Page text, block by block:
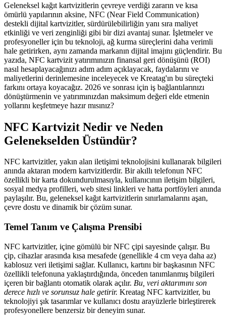
Geleneksel kağıt kartvizitlerin çevreye verdiği zararın ve kısa
ömürlü yapılarının aksine, NFC (Near Field Communication)
destekli dijital kartvizitler, sürdürülebilirliğin yanı sıra maliyet
etkinliği ve veri zenginliği gibi bir dizi avantaj sunar. İşletmeler ve
profesyoneller için bu teknoloji, ağ kurma süreçlerini daha verimli
hale getirirken, aynı zamanda markanın dijital imajını güçlendirir. Bu
yazıda, NFC kartvizit yatırımınızın finansal geri dönüşünü (ROI)
nasıl hesaplayacağınızı adım adım açıklayacak, faydalarını ve
maliyetlerini derinlemesine inceleyecek ve Kreatag'ın bu süreçteki
farkını ortaya koyacağız. 2026 ve sonrası için iş bağlantılarınızı
dönüştürmenin ve yatırımınızdan maksimum değeri elde etmenin
yollarını keşfetmeye hazır mısınız?
NFC Kartvizit Nedir ve Neden
Gelenekselden Üstündür?
NFC kartvizitler, yakın alan iletişimi teknolojisini kullanarak bilgileri
anında aktaran modern kartvizitlerdir. Bir akıllı telefonun NFC
özellikli bir karta dokundurulmasıyla, kullanıcının iletişim bilgileri,
sosyal medya profilleri, web sitesi linkleri ve hatta portföyleri anında
paylaşılır. Bu, geleneksel kağıt kartvizitlerin sınırlamalarını aşan,
çevre dostu ve dinamik bir çözüm sunar.
Temel Tanım ve Çalışma Prensibi
NFC kartvizitler, içine gömülü bir NFC çipi sayesinde çalışır. Bu
çip, cihazlar arasında kısa mesafede (genellikle 4 cm veya daha az)
kablosuz veri iletişimi sağlar. Kullanıcı, kartını bir başkasının NFC
özellikli telefonuna yaklaştırdığında, önceden tanımlanmış bilgileri
içeren bir bağlantı otomatik olarak açılır. Bu, veri aktarımını son
derece hızlı ve sorunsuz hale getirir. Kreatag NFC kartvizitler, bu
teknolojiyi şık tasarımlar ve kullanıcı dostu arayüzlerle birleştirerek
profesyonellere benzersiz bir deneyim sunar.